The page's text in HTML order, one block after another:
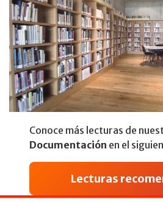
Conoce más lecturas de
Documentación en el
Lecturas